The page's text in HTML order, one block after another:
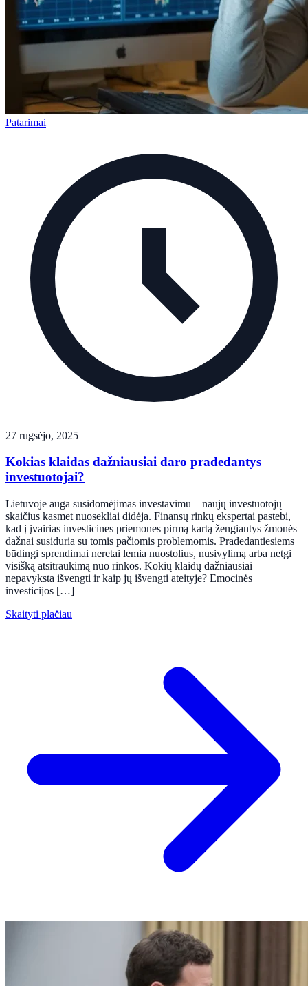
Patarimai
27 rugsėjo, 2025
Kokias klaidas dažniausiai daro pradedantys
investuotojai?
Lietuvoje auga susidomėjimas investavimu – naujų investuotojų
skaičius kasmet nuosekliai didėja. Finansų rinkų ekspertai pastebi,
kad į įvairias investicines priemones pirmą kartą žengiantys žmonės
dažnai susiduria su tomis pačiomis problemomis. Pradedantiesiems
būdingi sprendimai neretai lemia nuostolius, nusivylimą arba netgi
visišką atsitraukimą nuo rinkos. Kokių klaidų dažniausiai
nepavyksta išvengti ir kaip jų išvengti ateityje? Emocinės
investicijos […]
Skaityti plačiau